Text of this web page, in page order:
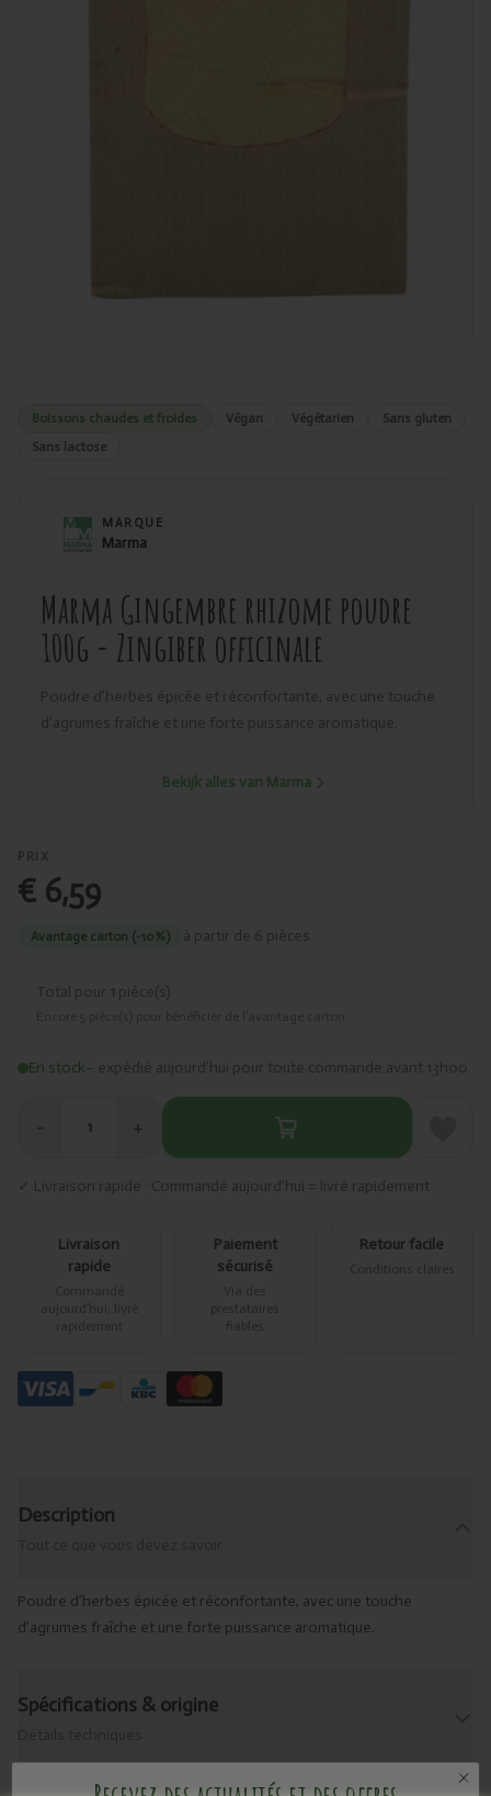
Boissons chaudes et froides Végan Végétarien
Sans gluten
Sans lactose
MARQUE
Marma
Marma Gingembre rhizome poudre
100g - Zingiber officinale
Poudre d’herbes épicée et réconfortante, avec une touche
d’agrumes fraîche et une forte puissance aromatique.
Bekijk alles van Marma
PRIX
€ 6,59
Avantage carton (-10%) à partir de 6 pièces
Total pour 1 pièce(s)
En stock– expédié aujourd’hui pour toute commande avant 13h00
− 1 +
✓ Livraison rapide · Commandé aujourd’hui = livré rapidement
Livraison
rapide
Commandé
aujourd’hui, livré
rapidement
Paiement
sécurisé
Via des
prestataires
fiables
Retour facile
Conditions claires
Description
Poudre d’herbes épicée et réconfortante, avec une touche
d’agrumes fraîche et une forte puissance aromatique.
Spécifications & origine